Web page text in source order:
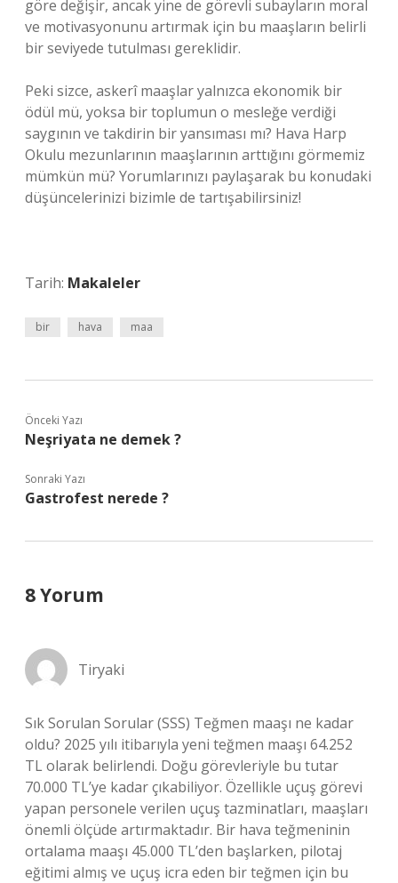
göre değişir, ancak yine de görevli subayların moral
ve motivasyonunu artırmak için bu maaşların belirli
bir seviyede tutulması gereklidir.
Peki sizce, askerî maaşlar yalnızca ekonomik bir
ödül mü, yoksa bir toplumun o mesleğe verdiği
saygının ve takdirin bir yansıması mı? Hava Harp
Okulu mezunlarının maaşlarının arttığını görmemiz
mümkün mü? Yorumlarınızı paylaşarak bu konudaki
düşüncelerinizi bizimle de tartışabilirsiniz!
Tarih: Makaleler
bir hava maa
Önceki Yazı
Neşriyata ne demek ?
Sonraki Yazı
Gastrofest nerede ?
8 Yorum
Tiryaki
Sık Sorulan Sorular (SSS) Teğmen maaşı ne kadar
oldu? 2025 yılı itibarıyla yeni teğmen maaşı 64.252
TL olarak belirlendi. Doğu görevleriyle bu tutar
70.000 TL’ye kadar çıkabiliyor. Özellikle uçuş görevi
yapan personele verilen uçuş tazminatları, maaşları
önemli ölçüde artırmaktadır. Bir hava teğmeninin
ortalama maaşı 45.000 TL’den başlarken, pilotaj
eğitimi almış ve uçuş icra eden bir teğmen için bu